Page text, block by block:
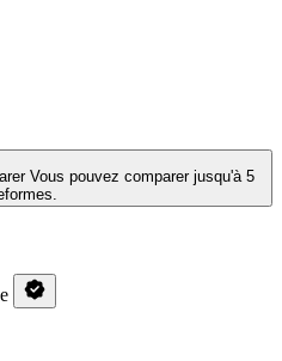
Vous pouvez comparer jusqu'à 5